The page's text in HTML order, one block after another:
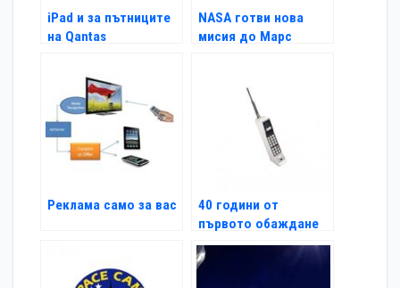
iPad и за пътниците
на Qantas
NASA готви нова
мисия до Марс
Реклама само за вас
40 години от
първото обаждане
по мобилен телефон